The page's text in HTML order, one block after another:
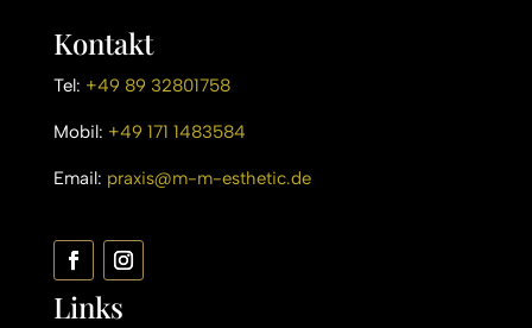
Kontakt
Tel: +49 89 32801758
Mobil: +49 171 1483584
Email: praxis@m-m-esthetic.de
Links